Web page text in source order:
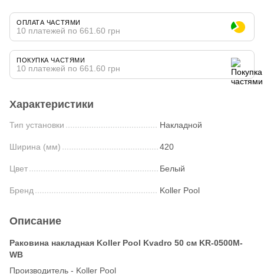
ОПЛАТА ЧАСТЯМИ
10 платежей по 661.60 грн
ПОКУПКА ЧАСТЯМИ
10 платежей по 661.60 грн
Характеристики
Тип установки Накладной
Ширина (мм) 420
Цвет Белый
Бренд Koller Pool
Описание
Раковина накладная Koller Pool Kvadro 50 см KR-0500M-
WB
Производитель - Koller Pool